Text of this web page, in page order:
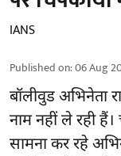
IANS
Published on:06 Aug
बॉलीवुडअभिनेता
नाम नहीं ले रही
सामना कर रहे